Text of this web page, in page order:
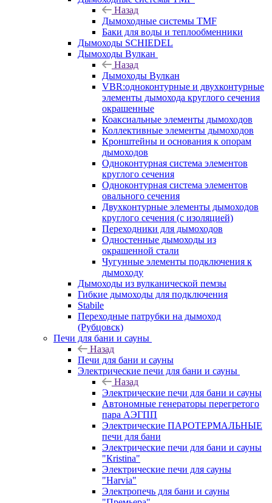
Назад
Дымоходные системы TMF
Баки для воды и теплообменники
Дымоходы SCHIEDEL
Дымоходы Вулкан
Назад
Дымоходы Вулкан
VBR:одноконтурные и двухконтурные
элементы дымохода круглого сечения
окрашенные
Коаксиальные элементы дымоходов
Коллективные элементы дымоходов
Кронштейны и основания к опорам
дымоходов
Одноконтурная система элементов
круглого сечения
Одноконтурная система элементов
овального сечения
Двухконтурные элементы дымоходов
круглого сечения (с изоляцией)
Переходники для дымоходов
Одностенные дымоходы из
окрашенной стали
Чугунные элементы подключения к
дымоходу
Дымоходы из вулканической пемзы
Гибкие дымоходы для подключения
Stabile
Переходные патрубки на дымоход
(Рубцовск)
Печи для бани и сауны
Назад
Печи для бани и сауны
Электрические печи для бани и сауны
Назад
Электрические печи для бани и сауны
Автономные генераторы перегретого
пара АЭГПП
Электрические ПАРОТЕРМАЛЬНЫЕ
печи для бани
Электрические печи для бани и сауны
"Кristina"
Электрические печи для сауны
"Harvia"
Электропечь для бани и сауны